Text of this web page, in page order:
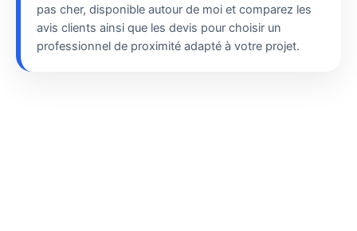
pas cher, disponible autour de moi et comparez les
avis clients ainsi que les devis pour choisir un
professionnel de proximité adapté à votre projet.